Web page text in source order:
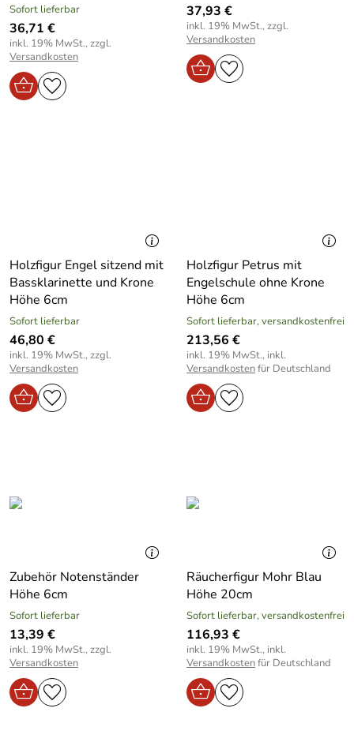
Sofort lieferbar
36,71 €
inkl. 19% MwSt., zzgl.
Versandkosten
37,93 €
inkl. 19% MwSt., zzgl.
Versandkosten
Holzfigur Engel sitzend mit
Bassklarinette und Krone
Höhe 6cm
Sofort lieferbar
46,80 €
inkl. 19% MwSt., zzgl.
Versandkosten
Holzfigur Petrus mit
Engelschule ohne Krone
Höhe 6cm
Sofort lieferbar, versandkostenfrei
213,56 €
inkl. 19% MwSt., inkl.
Versandkostenfür Deutschland
Zubehör Notenständer
Höhe 6cm
Sofort lieferbar
13,39 €
inkl. 19% MwSt., zzgl.
Versandkosten
Räucherfigur Mohr Blau
Höhe 20cm
Sofort lieferbar, versandkostenfrei
116,93 €
inkl. 19% MwSt., inkl.
Versandkostenfür Deutschland